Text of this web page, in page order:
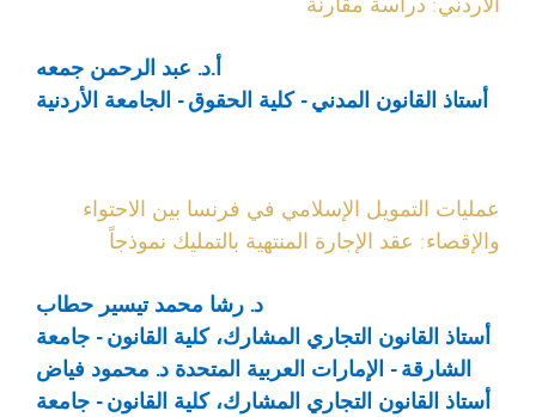
أ.د. عبد الرحمن جمعه
أستاذ القانون المدني - كلية الحقوق - الجامعة الأردنية
عمليات التمويل الإسلامي في فرنسا بين الاحتواء
والإقصاء: عقد الإجارة المنتهية بالتمليك نموذجاً
د. رشا محمد تيسير حطاب
أستاذ القانون التجاري المشارك، كلية القانون - جامعة
الشارقة - الإمارات العربية المتحدة د. محمود فياض
أستاذ القانون التجاري المشارك، كلية القانون - جامعة